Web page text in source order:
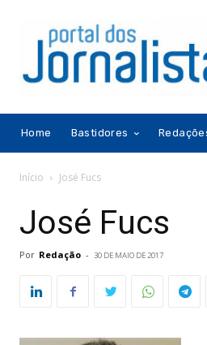
Home Bastidores
Início José Fucs
José Fucs
Por Redação - 30 DE MAIO DE 2017